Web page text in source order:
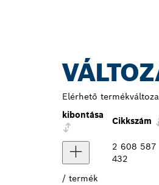
Elérhető
kibontása
Cikkszám
2 608 587
432
/ termék